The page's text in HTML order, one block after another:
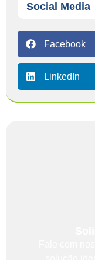
Social Media
Facebook
LinkedIn